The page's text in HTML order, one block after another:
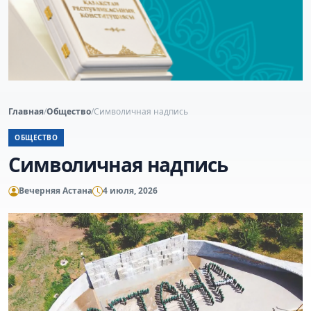
Главная/Общество/Символичная надпись
ОБЩЕСТВО
Символичная надпись
Вечерняя Астана 4 июля, 2026